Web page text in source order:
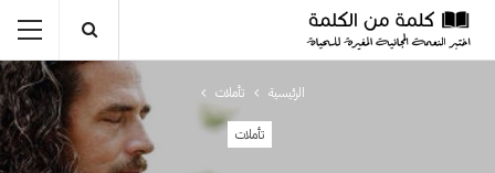
الرئيسية تأملات
تأملات